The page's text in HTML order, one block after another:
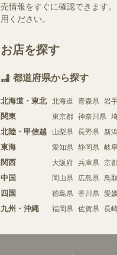
売情報をすぐに確認できます
用ください。
お店を探す
都道府県から探す
北海道・東北 北海道 青森県 岩
関東 東京都 神奈川県
北陸・甲信越 山梨県 長野県 新
東海 愛知県 静岡県 岐
関西 大阪府 兵庫県 京
中国 岡山県 広島県 鳥
四国 徳島県 香川県 愛
九州・沖縄 福岡県 佐賀県 長